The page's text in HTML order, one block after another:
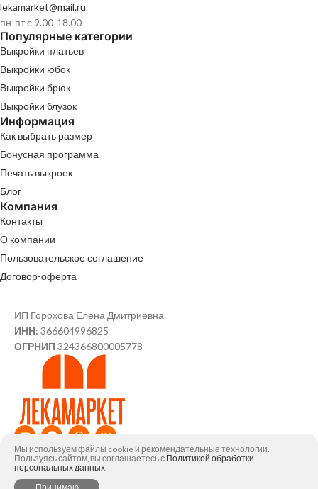
lekamarket@mail.ru
пн-пт с 9.00-18.00
Популярные категории
Выкройки платьев
Выкройки юбок
Выкройки брюк
Выкройки блузок
Информация
Как выбрать размер
Бонусная программа
Печать выкроек
Блог
Компания
Контакты
О компании
Пользовательское соглашение
Договор-оферта
ИП Горохова Елена Дмитриевна
ИНН: 366604996825
ОГРНИП 324366800005778
© ИП Горохова Елена Дмитриевна, 2026
0
Мы используем файлы cookie и рекомендательные технологии.
Пользуясь сайтом, вы соглашаетесь с Политикой обработки
персональных данных